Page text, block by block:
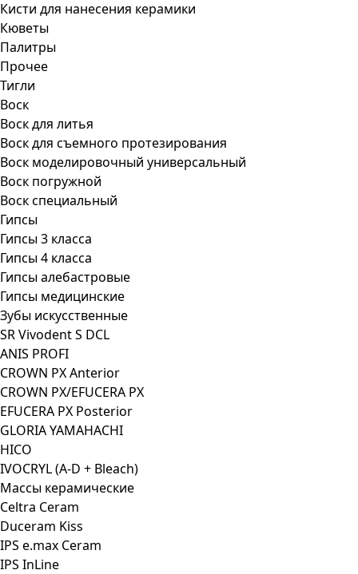
Кисти для нанесения керамики
Кюветы
Палитры
Прочее
Тигли
Воск
Воск для литья
Воск для съемного протезирования
Воск моделировочный универсальный
Воск погружной
Воск специальный
Гипсы
Гипсы 3 класса
Гипсы 4 класса
Гипсы алебастровые
Гипсы медицинские
Зубы искусственные
SR Vivodent S DCL
ANIS PROFI
CROWN PX Anterior
CROWN PX/EFUCERA PX
EFUCERA PX Posterior
GLORIA YAMAHACHI
HICO
IVOCRYL (A-D + Bleach)
Массы керамические
Celtra Ceram
Duceram Kiss
IPS e.max Ceram
IPS InLine